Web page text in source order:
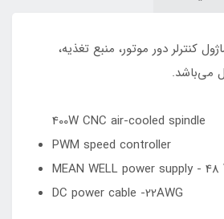
کنترلر دور موتور، منبع تغذیه،
می‌باشد.
400W CNC air-cooled spindle
PWM speed controller
MEAN WELL power supply -
DC power cable -22AWG